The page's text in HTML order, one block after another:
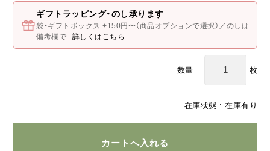
在庫状態 : 在庫有り
ギフトラッピング・のし承ります
袋・ギフトボックス +150円〜（商品オプションで選択）／のしは
備考欄で
詳しくはこちら
数量 枚